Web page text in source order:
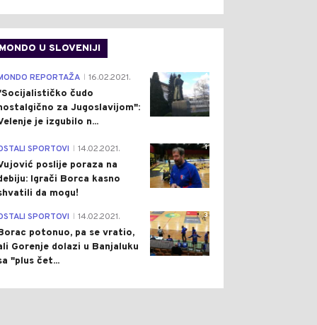
MONDO U SLOVENIJI
4
REPORTAŽA 16.02.2021.
čudo
za Jugoslavijom":
je izgubilo n...
1
SPORTOVI 14.02.2021.
poslije poraza na
Igrači Borca kasno
da mogu!
3
SPORTOVI 14.02.2021.
potonuo, pa se vratio,
Gorenje dolazi u Banjaluku
"plus čet...